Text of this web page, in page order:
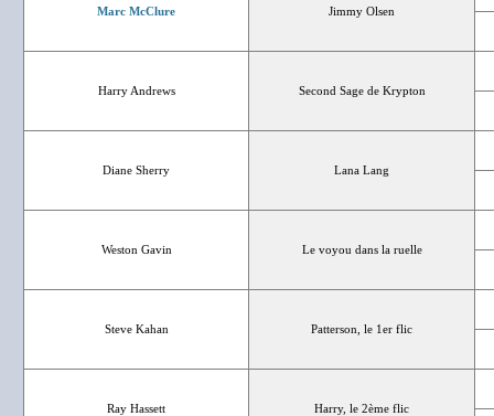
Marc McClure Jimmy Olsen
Harry Andrews Second Sage de Krypton
Diane Sherry Lana Lang
Weston Gavin Le voyou dans la ruelle
Steve Kahan Patterson, le 1er flic
Ray Hassett Harry, le 2ème flic